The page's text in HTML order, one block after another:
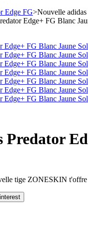
Edge FG>Nouvelle
Predator
tige ZONESKIN t'offre